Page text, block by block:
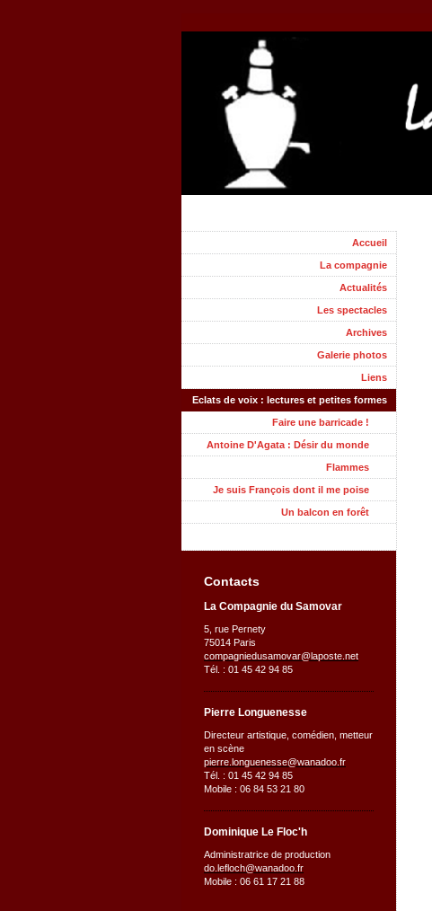
Accueil
La compagnie
Actualités
Les spectacles
Archives
Galerie photos
Liens
Eclats de voix : lectures et petites formes
Faire une barricade !
Antoine D'Agata : Désir du monde
Flammes
Je suis François dont il me poise
Un balcon en forêt
Contacts
La Compagnie du Samovar
5, rue Pernety
75014 Paris
compagniedusamovar@laposte.net
Tél. : 01 45 42 94 85
Pierre Longuenesse
Directeur artistique, comédien, metteur
en scène
pierre.longuenesse@wanadoo.fr
Tél. : 01 45 42 94 85
Mobile : 06 84 53 21 80
Dominique Le Floc'h
Administratrice de production
do.lefloch@wanadoo.fr
Mobile : 06 61 17 21 88